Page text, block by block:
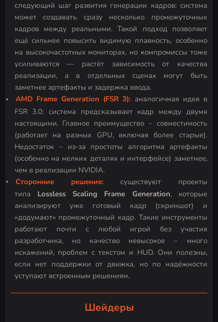
следующий шаг развития генерации кадров: система
может создавать сразу несколько промежуточных
кадров между реальными. Такой подход позволяет
ещё сильнее повысить видимую плавность, особенно
на высокочастотных мониторах, но компромиссы тоже
усиливаются — растёт зависимость от качества
реализации, а в отдельных сценах могут быть
заметнее артефакты и задержка ввода.
AMD Frame Generation (FSR 3): аналогичная идея в
FSR 3.0: система предсказывает кадр между двумя
настоящими. Главное преимущество – совместимость
(работает на разных GPU, включая более старые).
Недостаток – из-за простоты алгоритма артефакты
(особенно на мелких деталях и интерфейсе) заметнее,
чем в реализации NVIDIA.
Сторонние решения: существуют проекты
типа Lossless Scaling Frame Generation, которые
анализируют уже готовый кадр (скриншот) и
«додумают» промежуточный кадр. Такие инструменты
работают почти с любой игрой без участия
разработчика, но качество невысокое – много
искажений, проблем с текстом и HUD. Они полезны,
если нет поддержки от движка, но по надёжности
уступают встроенным решениям.
Шейдеры